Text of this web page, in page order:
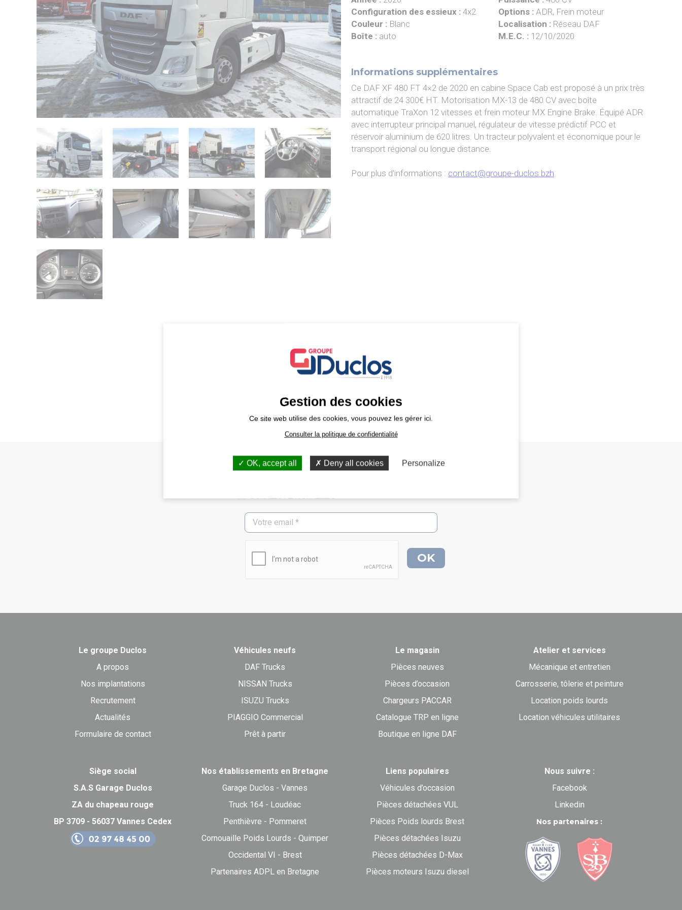
Configuration des essieux : 4x2 Options : ADR, Frein moteur
Couleur : Blanc Localisation : Réseau DAF
Boîte : auto M.E.C. : 12/10/2020
Informations supplémentaires
Ce DAF XF 480 FT 4×2 de 2020 en cabine Space Cab est proposé à un prix très
attractif de 24 300€ HT. Motorisation MX-13 de 480 CV avec boîte
automatique TraXon 12 vitesses et frein moteur MX Engine Brake. Équipé ADR
avec interrupteur principal manuel, régulateur de vitesse prédictif PCC et
réservoir aluminium de 620 litres. Un tracteur polyvalent et économique pour le
transport régional ou longue distance.
Pour plus d'informations : contact@groupe-duclos.bzh
VÉHICULES SUR PARC
Le groupe Duclos
A propos
Nos implantations
Recrutement
Actualités
Formulaire de contact
Véhicules neufs
DAF Trucks
NISSAN Trucks
ISUZU Trucks
PIAGGIO Commercial
Prêt à partir
Le magasin
Pièces neuves
Pièces d’occasion
Chargeurs PACCAR
Catalogue TRP en ligne
Boutique en ligne DAF
Atelier et services
Mécanique et entretien
Carrosserie, tôlerie et peinture
Location poids lourds
Location véhicules utilitaires
Siège social
S.A.S Garage Duclos
ZA du chapeau rouge
BP 3709 - 56037 Vannes Cedex
Nos établissements en Bretagne
Garage Duclos - Vannes
Truck 164 - Loudéac
Penthièvre - Pommeret
Cornouaille Poids Lourds - Quimper
Occidental VI - Brest
Partenaires ADPL en Bretagne
Liens populaires
Véhicules d’occasion
Pièces détachées VUL
Pièces Poids lourds Brest
Pièces détachées Isuzu
Pièces détachées D-Max
Pièces moteurs Isuzu diesel
Nous suivre :
Facebook
Linkedin
Nos partenaires :
PIAGGIO ASSISTANCE
0805 54 06 54
Gestion des cookies
Ce site web utilise des cookies, vous pouvez les gérer ici.
Consulter la politique de confidentialité
OK, accept all Deny all cookies Personalize